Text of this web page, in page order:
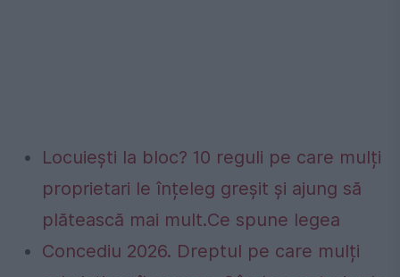
Locuiești la bloc? 10 reguli pe care mulți
proprietari le înțeleg greșit și ajung să
plătească mai mult.Ce spune legea
Concediu 2026. Dreptul pe care mulți